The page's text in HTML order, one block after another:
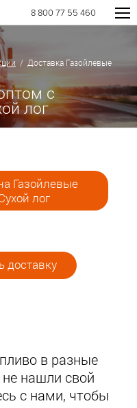
8 800 77 55 460
/ Доставка Газойлевые
с
лог
Газойлевые
лог
доставку
в разные
нашли свой
с нами, чтобы